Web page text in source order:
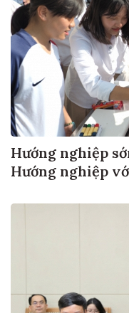
Hướng nghiệp
Hướng nghiệp